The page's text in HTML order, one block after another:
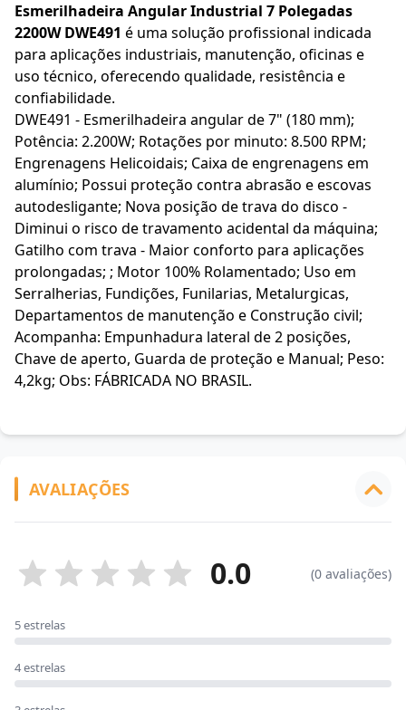
Esmerilhadeira Angular Industrial 7 Polegadas
2200W DWE491 é uma solução profissional indicada
para aplicações industriais, manutenção, oficinas e
uso técnico, oferecendo qualidade, resistência e
confiabilidade.
DWE491 - Esmerilhadeira angular de 7" (180 mm);
Potência: 2.200W; Rotações por minuto: 8.500 RPM;
Engrenagens Helicoidais; Caixa de engrenagens em
alumínio; Possui proteção contra abrasão e escovas
autodesligante; Nova posição de trava do disco -
Diminui o risco de travamento acidental da máquina;
Gatilho com trava - Maior conforto para aplicações
prolongadas; ; Motor 100% Rolamentado; Uso em
Serralherias, Fundições, Funilarias, Metalurgicas,
Departamentos de manutenção e Construção civil;
Acompanha: Empunhadura lateral de 2 posições,
Chave de aperto, Guarda de proteção e Manual; Peso:
4,2kg; Obs: FÁBRICADA NO BRASIL.
AVALIAÇÕES
0.0 (0 avaliações)
5 estrelas
4 estrelas